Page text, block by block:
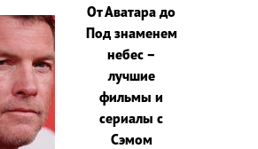
От Аватара до
Под знаменем
небес –
лучшие
фильмы и
сериалы с
Сэмом